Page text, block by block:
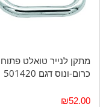
מתקן לנייר טואלט פתוח
כרום-ונוס דגם 501420
₪52.00